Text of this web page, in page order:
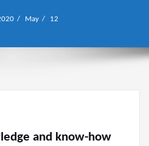
May 12
and know-how